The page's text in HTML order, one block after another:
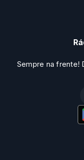
Sempre na frente!